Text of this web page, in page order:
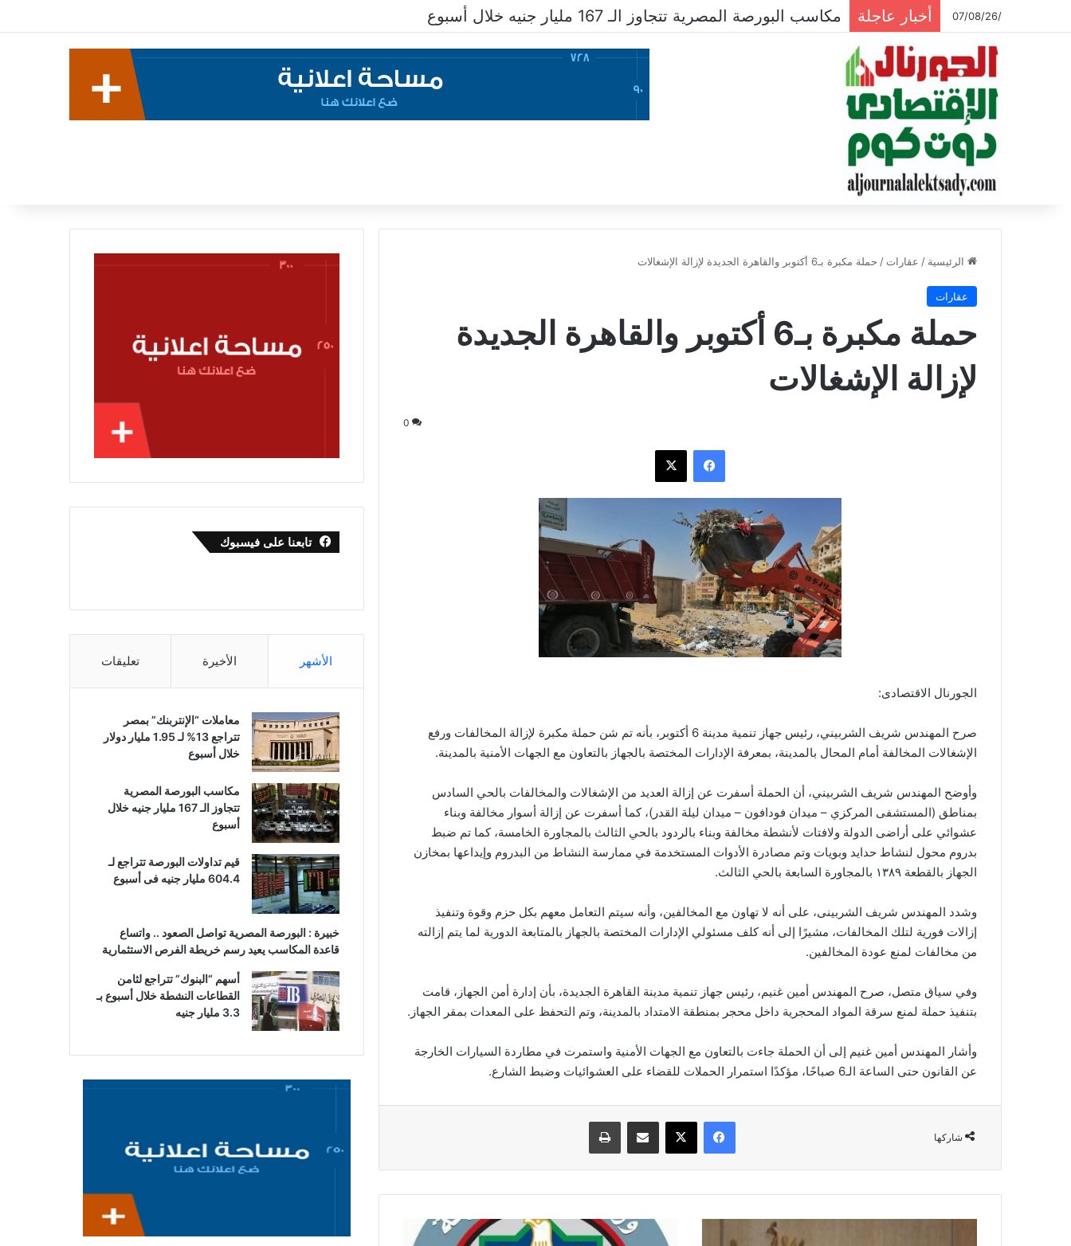
/07/08/26 أخبار عاجلة مكاسب البورصة المصرية تتجاوز الـ 167 مليار جنيه خلال أسبوع
الرئيسية / عقارات / حملة مكبرة بـ6 أكتوبر والقاهرة الجديدة لإزالة الإشغالات
عقارات
حملة مكبرة بـ6 أكتوبر والقاهرة الجديدة
لإزالة الإشغالات
0
فيسبوك ‫X
الجورنال الاقتصادى:
صرح المهندس شريف الشربيني، رئيس جهاز تنمية مدينة 6 أكتوبر، بأنه تم شن حملة مكبرة لإزالة المخالفات ورفع
الإشغالات المخالفة أمام المحال بالمدينة، بمعرفة الإدارات المختصة بالجهاز بالتعاون مع الجهات الأمنية بالمدينة.
وأوضح المهندس شريف الشربيني، أن الحملة أسفرت عن إزالة العديد من الإشغالات والمخالفات بالحي السادس
بمناطق (المستشفى المركزي – ميدان فودافون – ميدان ليلة القدر)، كما أسفرت عن إزالة أسوار مخالفة وبناء
عشوائي على أراضى الدولة ولافتات لأنشطة مخالفة وبناء بالردود بالحي الثالث بالمجاورة الخامسة، كما تم ضبط
بدروم محول لنشاط حدايد وبويات وتم مصادرة الأدوات المستخدمة في ممارسة النشاط من البدروم وإيداعها بمخازن
الجهاز بالقطعة ١٣٨٩ بالمجاورة السابعة بالحي الثالث.
وشدد المهندس شريف الشربينى، على أنه لا تهاون مع المخالفين، وأنه سيتم التعامل معهم بكل حزم وقوة وتنفيذ
إزالات فورية لتلك المخالفات، مشيرًا إلى أنه كلف مسئولي الإدارات المختصة بالجهاز بالمتابعة الدورية لما يتم إزالته
من مخالفات لمنع عودة المخالفين.
وفي سياق متصل، صرح المهندس أمين غنيم، رئيس جهاز تنمية مدينة القاهرة الجديدة، بأن إدارة أمن الجهاز، قامت
بتنفيذ حملة لمنع سرقة المواد المحجرية داخل محجر بمنطقة الامتداد بالمدينة، وتم التحفظ على المعدات بمقر الجهاز.
وأشار المهندس أمين غنيم إلى أن الحملة جاءت بالتعاون مع الجهات الأمنية واستمرت في مطاردة السيارات الخارجة
عن القانون حتى الساعة الـ6 صباحًا، مؤكدًا استمرار الحملات للقضاء على العشوائيات وضبط الشارع.
شاركها
فيسبوك ‫X مشاركة عبر البريد طباعة
المالية
توقع
تابعنا على فيسبوك
الأشهر الأخيرة تعليقات
معاملات “الإنتربنك” بمصر
تتراجع 13% لـ 1.95 مليار دولار
خلال أسبوع
مكاسب البورصة المصرية
تتجاوز الـ 167 مليار جنيه خلال
أسبوع
قيم تداولات البورصة تتراجع لـ
604.4 مليار جنيه فى أسبوع
خبيرة : البورصة المصرية تواصل الصعود .. واتساع
قاعدة المكاسب يعيد رسم خريطة الفرص الاستثمارية
أسهم “البنوك” تتراجع لثامن
القطاعات النشطة خلال أسبوع بـ
3.3 مليار جنيه